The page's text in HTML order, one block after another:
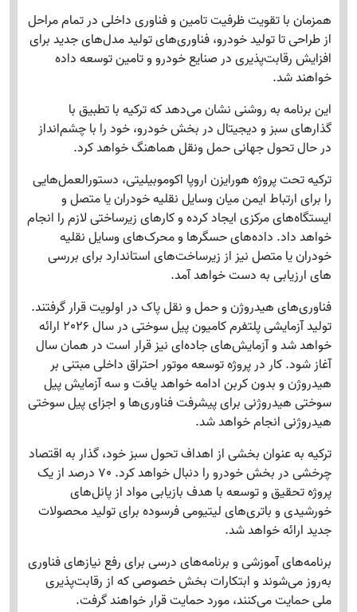
همزمان با تقویت ظرفیت تامین و فناوری داخلی در تمام مراحل
از طراحی تا تولید خودرو، فناوری‌های تولید مدل‌های جدید برای
افزایش رقابت‌پذیری در صنایع خودرو و تامین توسعه داده
خواهند شد.
این برنامه به روشنی نشان می‌دهد که ترکیه با تطبیق با
گذارهای سبز و دیجیتال در بخش خودرو، خود را با چشم‌انداز
در حال تحول جهانی حمل ونقل هماهنگ خواهد کرد.
ترکیه تحت پروژه هورایزن اروپا اکوموبیلیتی، دستورالعمل‌هایی
را برای ارتباط ایمن میان وسایل نقلیه خودران یا متصل و
ایستگاه‌های مرکزی ایجاد کرده و کارهای زیرساختی لازم را انجام
خواهد داد. داده‌های حسگرها و محرک‌های وسایل نقلیه
خودران یا متصل نیز از زیرساخت‌های استاندارد برای بررسی
های ارزیابی به دست خواهد آمد.
فناوری‌های هیدروژن و حمل و نقل پاک در اولویت قرار گرفتند.
تولید آزمایشی پلتفرم کامیون پیل سوختی در سال 2026 ارائه
خواهد شد و آزمایش‌های جاده‌ای نیز قرار است در همان سال
آغاز شود. کار در پروژه توسعه موتور احتراق داخلی مبتنی بر
هیدروژن و بدون کربن ادامه خواهد یافت و سه آزمایش پیل
سوختی هیدروژنی برای پیشرفت فناوری‌ها و اجزای پیل سوختی
هیدروژنی انجام خواهد شد.
ترکیه به عنوان بخشی از اهداف تحول سبز خود، گذار به اقتصاد
چرخشی در بخش خودرو را دنبال خواهد کرد. 70 درصد از یک
پروژه تحقیق و توسعه با هدف بازیابی مواد از پانل‌های
خورشیدی و باتری‌های لیتیومی فرسوده برای تولید محصولات
جدید ارائه خواهد شد.
برنامه‌های آموزشی و برنامه‌های درسی برای رفع نیازهای فناوری
به‌روز می‌شوند و ابتکارات بخش خصوصی که از رقابت‌پذیری
ملی حمایت می‌کنند، مورد حمایت قرار خواهند گرفت.